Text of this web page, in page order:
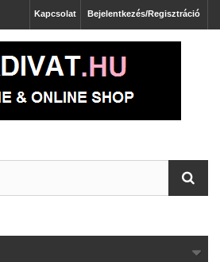
Bejelentkezés/Regisztráció
Kapcsolat